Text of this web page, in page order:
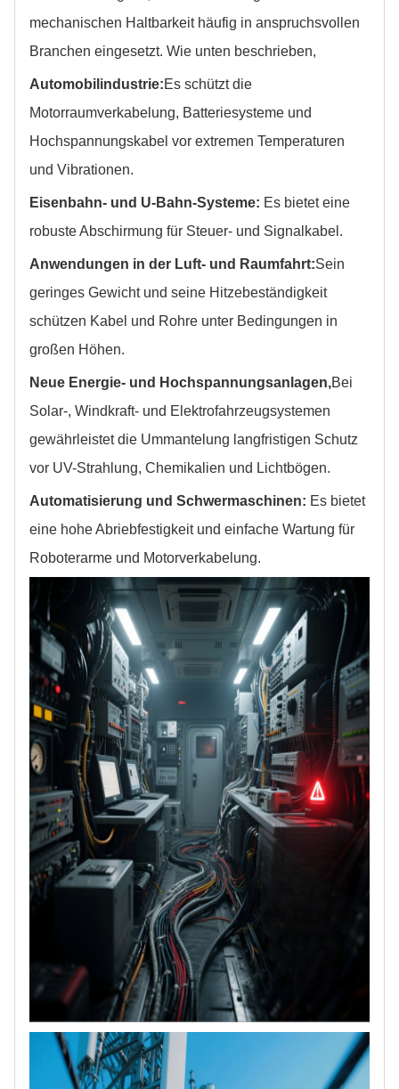
mechanischen Haltbarkeit häufig in anspruchsvollen
Branchen eingesetzt. Wie unten beschrieben,
Automobilindustrie:Es schützt die
Motorraumverkabelung, Batteriesysteme und
Hochspannungskabel vor extremen Temperaturen
und Vibrationen.
Eisenbahn- und U-Bahn-Systeme: Es bietet eine
robuste Abschirmung für Steuer- und Signalkabel.
Anwendungen in der Luft- und Raumfahrt:Sein
geringes Gewicht und seine Hitzebeständigkeit
schützen Kabel und Rohre unter Bedingungen in
großen Höhen.
Neue Energie- und Hochspannungsanlagen,Bei
Solar-, Windkraft- und Elektrofahrzeugsystemen
gewährleistet die Ummantelung langfristigen Schutz
vor UV-Strahlung, Chemikalien und Lichtbögen.
Automatisierung und Schwermaschinen: Es bietet
eine hohe Abriebfestigkeit und einfache Wartung für
Roboterarme und Motorverkabelung.